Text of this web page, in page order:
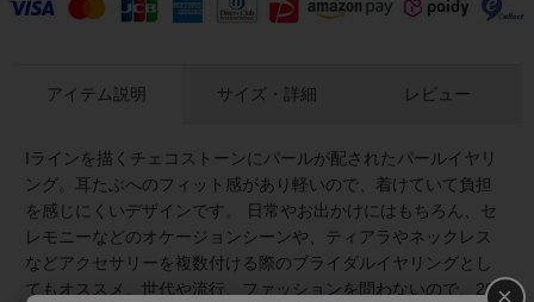
アイテム説明
Iラインを描くチェコストーンにパールが配されたパールイヤリ
ング。耳たぶへのフィット感があり軽いので、着けていて負担
を感じにくいデザインです。 日常やお出かけにはもちろん、セ
レモニーなどのオケージョンシーンや、ティアラやネックレス
などアクセサリーを複数付ける際のブライダルイヤリングとし
てもオススメ。世代や流行、ファッションを問わないので、20
サイズ・詳細 レビュー